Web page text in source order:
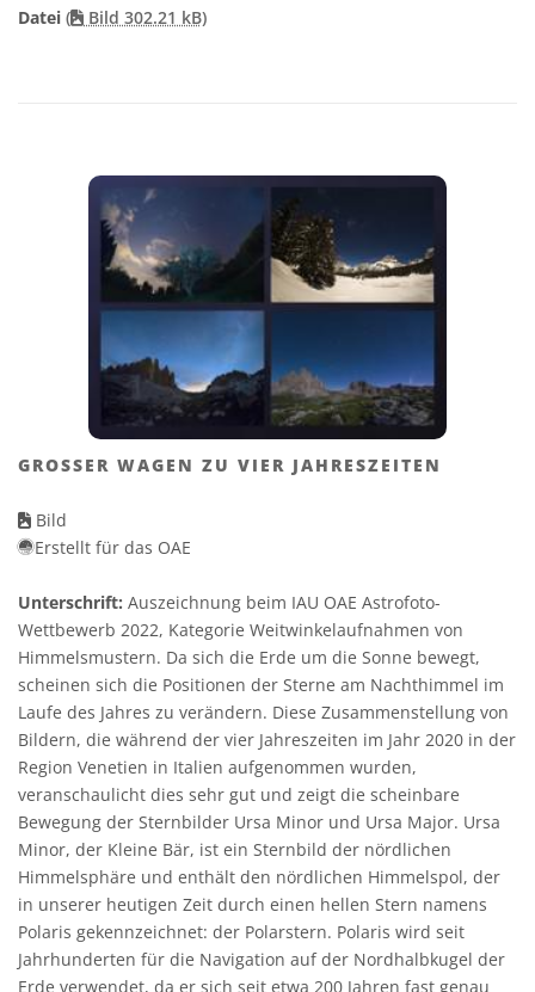
Datei ( Bild 302.21 kB)
GROSSER WAGEN ZU VIER JAHRESZEITEN
Bild
Erstellt für das OAE
Unterschrift: Auszeichnung beim IAU OAE Astrofoto-
Wettbewerb 2022, Kategorie Weitwinkelaufnahmen von
Himmelsmustern. Da sich die Erde um die Sonne bewegt,
scheinen sich die Positionen der Sterne am Nachthimmel im
Laufe des Jahres zu verändern. Diese Zusammenstellung von
Bildern, die während der vier Jahreszeiten im Jahr 2020 in der
Region Venetien in Italien aufgenommen wurden,
veranschaulicht dies sehr gut und zeigt die scheinbare
Bewegung der Sternbilder Ursa Minor und Ursa Major. Ursa
Minor, der Kleine Bär, ist ein Sternbild der nördlichen
Himmelsphäre und enthält den nördlichen Himmelspol, der
in unserer heutigen Zeit durch einen hellen Stern namens
Polaris gekennzeichnet: der Polarstern. Polaris wird seit
Jahrhunderten für die Navigation auf der Nordhalbkugel der
Erde verwendet, da er sich seit etwa 200 Jahren fast genau